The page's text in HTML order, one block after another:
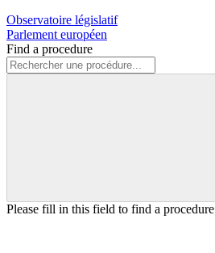
Observatoire législatif
Parlement européen
Find a procedure
Please fill in this field to find a procedure